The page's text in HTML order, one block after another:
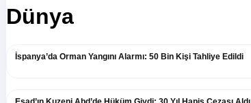
Dünya
İspanya’da Orman Yangını Alarmı: 50 Bin Kişi Tahliye Edildi